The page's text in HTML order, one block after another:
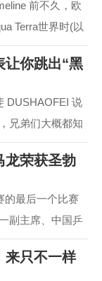
前不久，欧
Terra世界时(以
，海马AT世界
让你跳出“黑
DUSHAOFEI 说
兄弟们大概都知
出错的选择。
龙荣获圣勃
的最后一个比赛
副主席、中国乒
了复刻圣勃莱德
来只不一样